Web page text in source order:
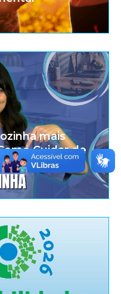
mais
Cuidar de